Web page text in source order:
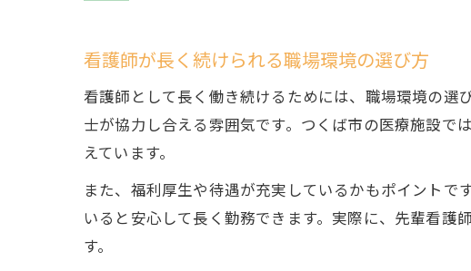
看護師が長く続けられる職場環境の選び方
看護師として長く働き続けるためには、職場環境の選
士が協力し合える雰囲気です。つくば市の医療施設で
えています。
また、福利厚生や待遇が充実しているかもポイント
いると安心して長く勤務できます。実際に、先輩看
す。